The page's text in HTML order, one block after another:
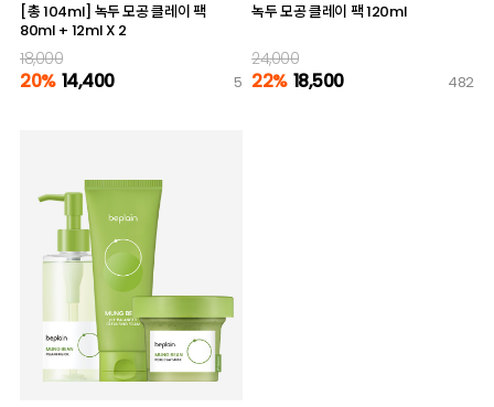
[총 104ml] 녹두 모공 클레이 팩
80ml + 12ml X 2
18,000
20% 14,400 5
녹두 모공 클레이 팩 120ml
24,000
22% 18,500 482